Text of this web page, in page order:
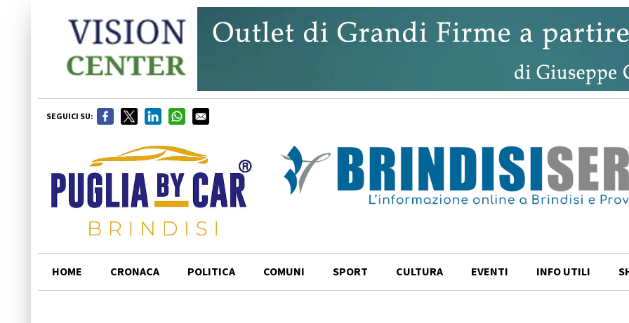
SEGUICI SU:
HOME CRONACA POLITICA COMUNI SPORT CULTURA EVENTI INFO UTILI